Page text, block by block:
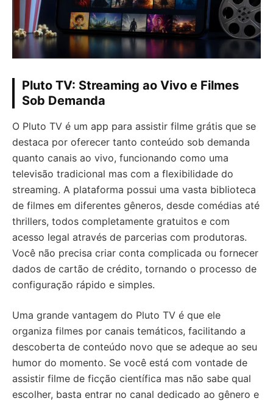
Pluto TV: Streaming ao Vivo e Filmes
Sob Demanda
O Pluto TV é um app para assistir filme grátis que se
destaca por oferecer tanto conteúdo sob demanda
quanto canais ao vivo, funcionando como uma
televisão tradicional mas com a flexibilidade do
streaming. A plataforma possui uma vasta biblioteca
de filmes em diferentes gêneros, desde comédias até
thrillers, todos completamente gratuitos e com
acesso legal através de parcerias com produtoras.
Você não precisa criar conta complicada ou fornecer
dados de cartão de crédito, tornando o processo de
configuração rápido e simples.
Uma grande vantagem do Pluto TV é que ele
organiza filmes por canais temáticos, facilitando a
descoberta de conteúdo novo que se adeque ao seu
humor do momento. Se você está com vontade de
assistir filme de ficção científica mas não sabe qual
escolher, basta entrar no canal dedicado ao gênero e